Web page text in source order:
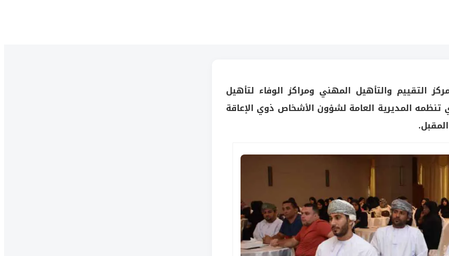
التقييم والتأهيل المهني ومراكز الوفاء لتأهيل
تنظمه المديرية العامة لشؤون الأشخاص ذوي الإعاقة